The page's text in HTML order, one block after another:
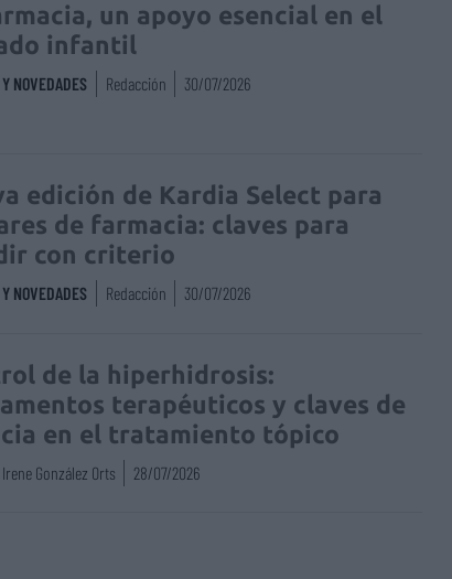
un apoyo esencial en el
infantil
NOVEDADES Redacción 30/07/2026
edición de Kardia Select para
de farmacia: claves para
con criterio
NOVEDADES Redacción 30/07/2026
de la hiperhidrosis:
terapéuticos y claves de
en el tratamiento tópico
Irene González Orts 28/07/2026